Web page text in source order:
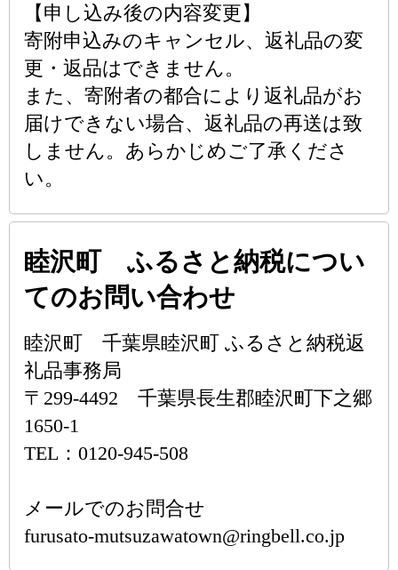
【申し込み後の内容変更】
寄附申込みのキャンセル、返礼品の変
更・返品はできません。
また、寄附者の都合により返礼品がお
届けできない場合、返礼品の再送は致
しません。あらかじめご了承くださ
い。
睦沢町 ふるさと納税につい
てのお問い合わせ
睦沢町 千葉県睦沢町 ふるさと納税返
礼品事務局
〒299-4492 千葉県長生郡睦沢町下之郷
1650-1
TEL：0120-945-508
メールでのお問合せ
furusato-mutsuzawatown@ringbell.co.jp